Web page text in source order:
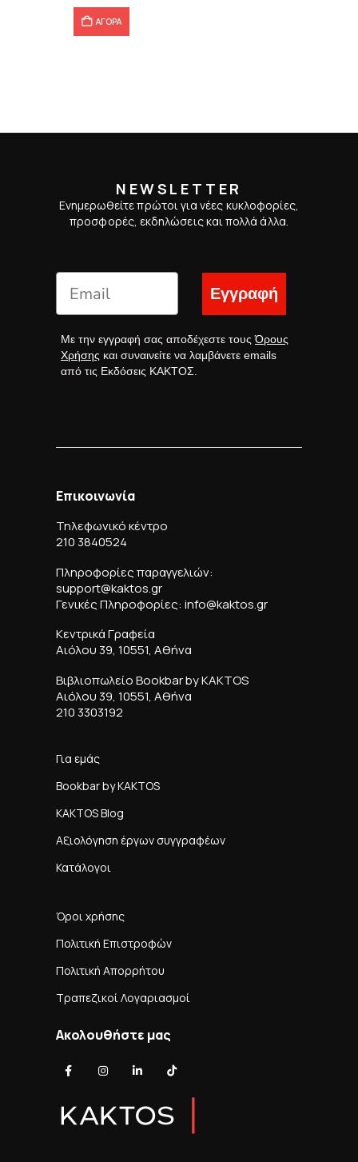
ΑΓΟΡΑ
NEWSLETTER
Ενημερωθείτε πρώτοι για νέες κυκλοφορίες,
προσφορές, εκδηλώσεις και πολλά άλλα.
Εγγραφή
Με την εγγραφή σας αποδέχεστε τουςΌρους
Χρήσης και συναινείτε να λαμβάνετε emails
από τις Εκδόσεις ΚΑΚΤΟΣ.
Επικοινωνία
Τηλεφωνικό κέντρο
210 3840524
Πληροφορίες παραγγελιών:
support@kaktos.gr
Γενικές Πληροφορίες: info@kaktos.gr
Κεντρικά Γραφεία
Αιόλου 39, 10551, Αθήνα
Βιβλιοπωλείο Bookbar by KAKTOS
Αιόλου 39, 10551, Αθήνα
210 3303192
Για εμάς
Bookbar by KAKTOS
KAKTOS Blog
Αξιολόγηση έργων συγγραφέων
Κατάλογοι
Όροι χρήσης
Πολιτική Επιστροφών
Πολιτική Απορρήτου
Τραπεζικοί Λογαριασμοί
Ακολουθήστε μας